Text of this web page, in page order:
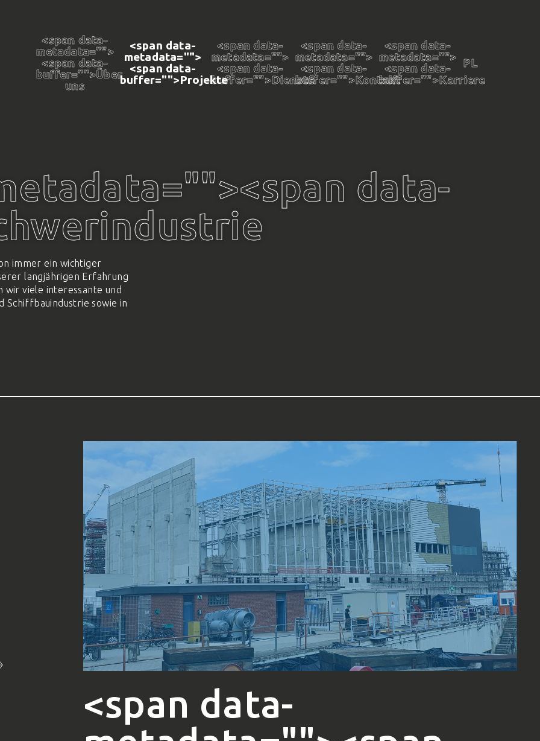
<span data-
metadata="">
<span data-
buffer="">Über
uns
<span data-
metadata="">
<span data-
buffer="">Projekte
<span data-
metadata="">
<span data-
buffer="">Dienste
<span data-
metadata="">
<span data-
buffer="">Kontakt
<span data-
metadata="">
<span data-
buffer="">Karriere
PL
"><span data-
immer ein wichtiger
langjährigen Erfahrung
wir viele interessante und
Schiffbauindustrie sowie in
<span data-